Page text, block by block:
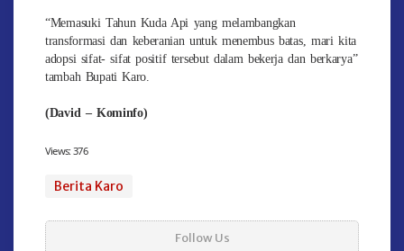
“Memasuki Tahun Kuda Api yang melambangkan
transformasi dan keberanian untuk menembus batas, mari kita
adopsi sifat- sifat positif tersebut dalam bekerja dan berkarya”
tambah Bupati Karo.
(David – Kominfo)
Views: 376
Berita Karo
Follow Us